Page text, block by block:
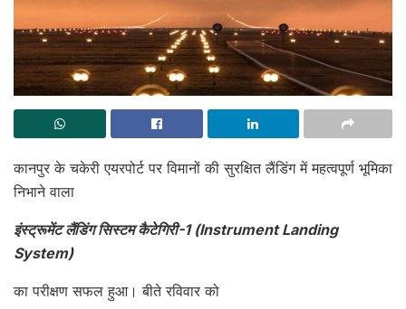
कानपुर के चकेरी एयरपोर्ट पर विमानों की सुरक्षित लैंडिंग में महत्वपूर्ण भूमिका
निभाने वाला
इंस्ट्रूमेंट लैंडिंग सिस्टम कैटेगिरी-1 (Instrument Landing
System)
का परीक्षण सफल हुआ। बीते रविवार को